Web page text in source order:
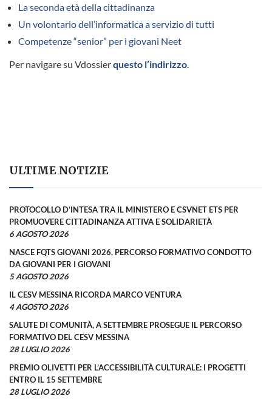
La seconda età della cittadinanza
Un volontario dell’informatica a servizio di tutti
Competenze “senior” per i giovani Neet
Per navigare su Vdossierquesto l’indirizzo.
ULTIME NOTIZIE
PROTOCOLLO D’INTESA TRA IL MINISTERO E CSVNET ETS PER
PROMUOVERE CITTADINANZA ATTIVA E SOLIDARIETÀ
6 AGOSTO 2026
NASCE FQTS GIOVANI 2026, PERCORSO FORMATIVO CONDOTTO
DA GIOVANI PER I GIOVANI
5 AGOSTO 2026
IL CESV MESSINA RICORDA MARCO VENTURA
4 AGOSTO 2026
SALUTE DI COMUNITÀ, A SETTEMBRE PROSEGUE IL PERCORSO
FORMATIVO DEL CESV MESSINA
28 LUGLIO 2026
PREMIO OLIVETTI PER L’ACCESSIBILITÀ CULTURALE: I PROGETTI
ENTRO IL 15 SETTEMBRE
28 LUGLIO 2026